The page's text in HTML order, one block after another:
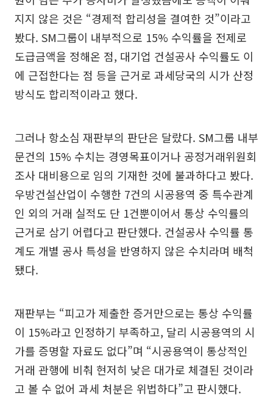
지지 않은 것은 “경제적 합리성을 결여한 것”이라고
봤다. SM그룹이 내부적으로 15% 수익률을 전제로
도급금액을 정해온 점, 대기업 건설공사 수익률도 이
에 근접한다는 점 등을 근거로 과세당국의 시가 산정
방식도 합리적이라고 했다.
그러나 항소심 재판부의 판단은 달랐다. SM그룹 내부
문건의 15% 수치는 경영목표이거나 공정거래위원회
조사 대비용으로 임의 기재한 것에 불과하다고 봤다.
우방건설산업이 수행한 7건의 시공용역 중 특수관계
인 외의 거래 실적도 단 1건뿐이어서 통상 수익률의
근거로 삼기 어렵다고 판단했다. 건설공사 수익률 통
계도 개별 공사 특성을 반영하지 않은 수치라며 배척
됐다.
재판부는 “피고가 제출한 증거만으로는 통상 수익률
이 15%라고 인정하기 부족하고, 달리 시공용역의 시
가를 증명할 자료도 없다”며 “시공용역이 통상적인
거래 관행에 비춰 현저히 낮은 대가로 체결된 것이라
고 볼 수 없어 과세 처분은 위법하다”고 판시했다.